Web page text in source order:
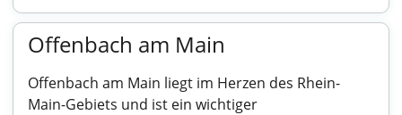
Offenbach am Main
Offenbach am Main liegt im Herzen des Rhein-
Main-Gebiets und ist ein wichtiger